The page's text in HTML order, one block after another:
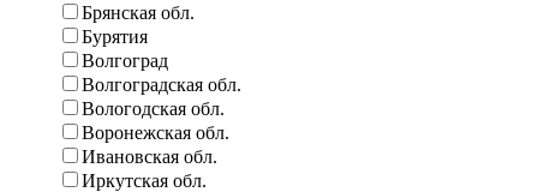
Брянская обл.
Бурятия
Волгоград
Волгоградская обл.
Вологодская обл.
Воронежская обл.
Ивановская обл.
Иркутская обл.